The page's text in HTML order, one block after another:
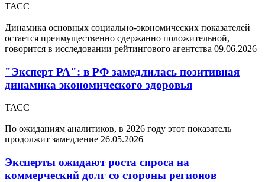
ТАСС
Динамика основных социально-экономических показателей
остается преимущественно сдержанно положительной,
говорится в исследовании рейтингового агентства 09.06.2026
"Эксперт РА": в РФ замедлилась позитивная
динамика экономического здоровья
ТАСС
По ожиданиям аналитиков, в 2026 году этот показатель
продолжит замедление 26.05.2026
Эксперты ожидают роста спроса на
коммерческий долг со стороны регионов